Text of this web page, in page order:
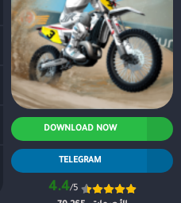
DOWNLOAD NOW
TELEGRAM
4.4/5